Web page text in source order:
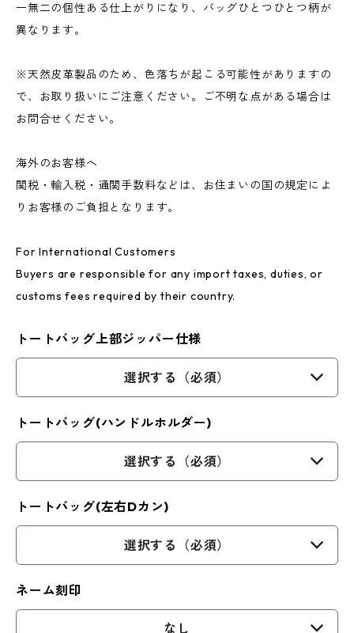
一無二の個性ある仕上がりになり、バッグひとつひとつ柄が
異なります。
※天然皮革製品のため、色落ちが起こる可能性がありますの
で、お取り扱いにご注意ください。ご不明な点がある場合は
お問合せください。
海外のお客様へ
関税・輸入税・通関手数料などは、お住まいの国の規定によ
りお客様のご負担となります。
For International Customers
Buyers are responsible for any import taxes, duties, or
customs fees required by their country.
トートバッグ上部ジッパー仕様
選択する（必須）
トートバッグ(ハンドルホルダー)
選択する（必須）
トートバッグ(左右Dカン)
選択する（必須）
ネーム刻印
なし